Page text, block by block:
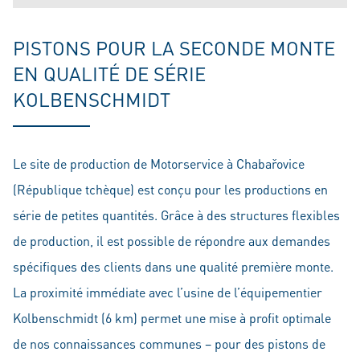
PISTONS POUR LA SECONDE MONTE
EN QUALITÉ DE SÉRIE
KOLBENSCHMIDT
Le site de production de Motorservice à Chabařovice
(République tchèque) est conçu pour les productions en
série de petites quantités. Grâce à des structures flexibles
de production, il est possible de répondre aux demandes
spécifiques des clients dans une qualité première monte.
La proximité immédiate avec l’usine de l’équipementier
Kolbenschmidt (6 km) permet une mise à profit optimale
de nos connaissances communes – pour des pistons de